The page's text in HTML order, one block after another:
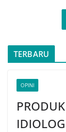
TERBARU
OPINI